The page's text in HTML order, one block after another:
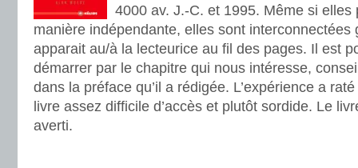
4000 av. J.-C. et 1995. Même si elles
manière indépendante, elles sont interconnectées
apparait au/à la lecteurice au fil des pages. Il est
démarrer par le chapitre qui nous intéresse,
dans la préface qu’il a rédigée. L’expérience a
livre assez difficile d’accès et plutôt sordide. Le
averti.